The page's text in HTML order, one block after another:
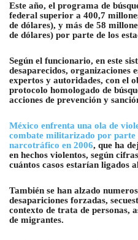
Este año, el programa de
federal superior a 400,7
de dólares), y más de 58
de dólares) por parte de los
Según el funcionario, en este
desaparecidos, organizaciones
expertos y autoridades, con el
protocolo homologado de
acciones de prevención y
México enfrenta una ola de
combate militarizado por parte
narcotráfico en 2006, que ha
en hechos violentos, según
cuántos casos estarían ligados
También se han alzado
desapariciones forzadas,
contexto de trata de personas,
de migrantes.